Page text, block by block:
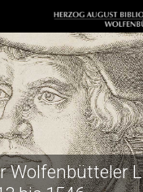
Wolfenbütteler